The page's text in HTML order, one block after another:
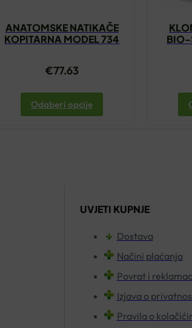
ANATOMSKE NATIKAČE
KOPITARNA MODEL 734
€77.63
Odaberi opcije
BIO-
UVJETI KUPNJE
Dostava
Načini plaćanja
Povrat i
Izjava o
Pravila o